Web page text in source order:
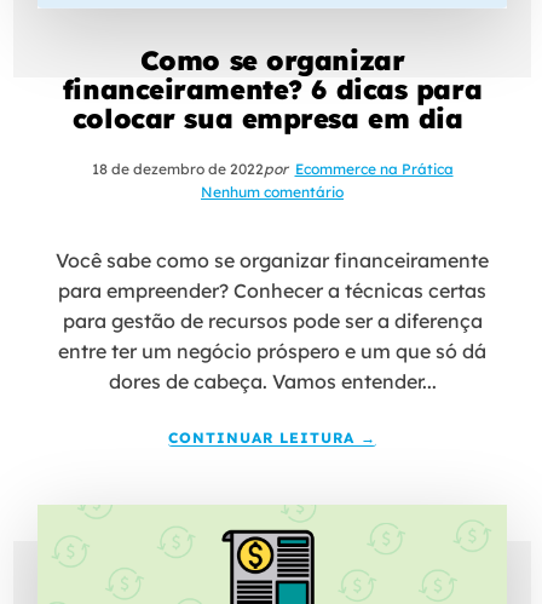
Como se organizar
financeiramente? 6 dicas para
colocar sua empresa em dia
18 de dezembro de 2022por Ecommerce na Prática
Nenhum comentário
Você sabe como se organizar financeiramente
para empreender? Conhecer a técnicas certas
para gestão de recursos pode ser a diferença
entre ter um negócio próspero e um que só dá
dores de cabeça. Vamos entender...
CONTINUAR LEITURA →